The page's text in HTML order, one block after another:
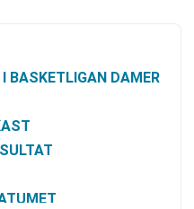
BASKETLIGAN DAMER